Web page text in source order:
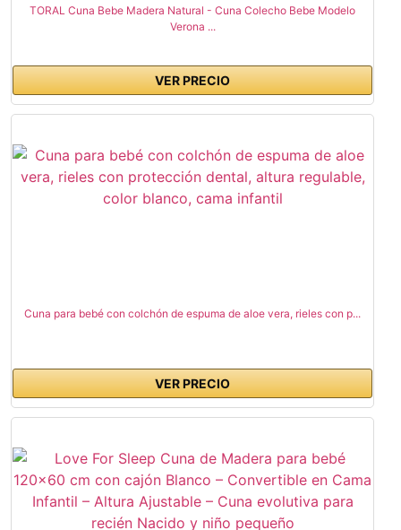
TORAL Cuna Bebe Madera Natural - Cuna Colecho Bebe Modelo
Verona ...
VER PRECIO
Cuna para bebé con colchón de espuma de aloe vera, rieles con p...
VER PRECIO